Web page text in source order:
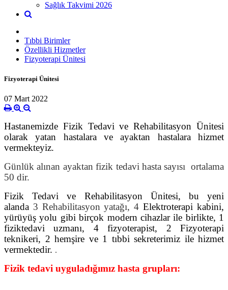
Sağlık Takvimi 2026
Tıbbi Birimler
Özellikli Hizmetler
Fizyoterapi Ünitesi
Fizyoterapi Ünitesi
07 Mart 2022
Hastanemizde Fizik Tedavi ve Rehabilitasyon Ünitesi
olarak yatan hastalara ve ayaktan hastalara hizmet
vermekteyiz.
Günlük alınan ayaktan fizik tedavi hasta sayısı ortalama
50 dir.
Fizik Tedavi ve Rehabilitasyon Ünitesi, bu yeni
alanda 3 Rehabilitasyon yatağı, 4 Elektroterapi kabini,
yürüyüş yolu gibi birçok modern cihazlar ile birlikte, 1
fiziktedavi uzmanı, 4 fizyoterapist, 2 Fizyoterapi
teknikeri, 2 hemşire ve 1 tıbbi sekreterimiz ile hizmet
vermektedir. .
Fizik tedavi uyguladığımız hasta grupları: